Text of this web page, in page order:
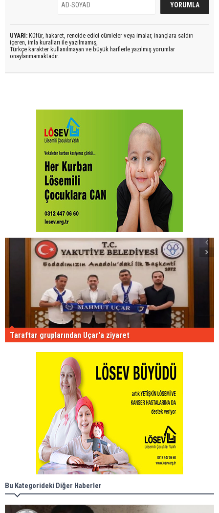
UYARI: Küfür, hakaret, rencide edici cümleler veya imalar, inançlara saldırı
içeren, imla kuralları ile yazılmamış,
Türkçe karakter kullanılmayan ve büyük harflerle yazılmış yorumlar
onaylanmamaktadır.
Taraftar gruplarından Uçar'a ziyaret
Bu Kategorideki Diğer Haberler